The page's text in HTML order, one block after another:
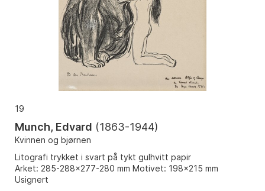
19
Munch, Edvard (1863-1944)
Kvinnen og bjørnen
Litografi trykket i svart på tykt gulhvitt papir
Arket: 285-288x277-280 mm Motivet: 198x215 mm
Usignert